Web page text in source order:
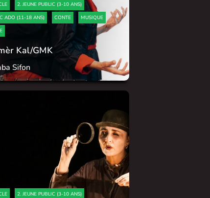
2. JEUNE PUBLIC (3-10 ANS)
ADO (11-18 ANS)
CONTE
MUSIQUE
Kal/GMK
Sifon
2. JEUNE PUBLIC (3-10 ANS)